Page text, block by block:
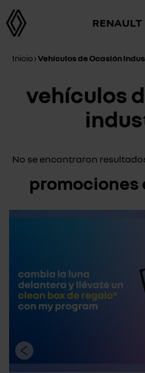
RENAULT
Inicio›Vehículos de Ocasión
vehículos
No se encontraron